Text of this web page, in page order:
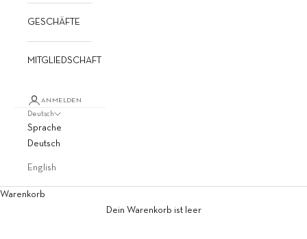
GESCHÄFTE
MITGLIEDSCHAFT
ANMELDEN
Deutsch
Sprache
Deutsch
English
Warenkorb
Dein Warenkorb ist leer